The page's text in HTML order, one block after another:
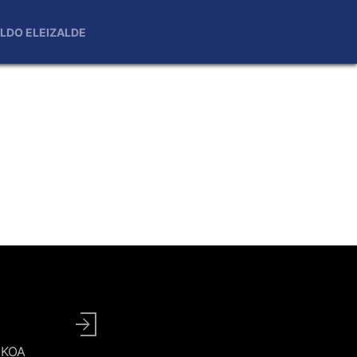
ELEIZALDE
User
account